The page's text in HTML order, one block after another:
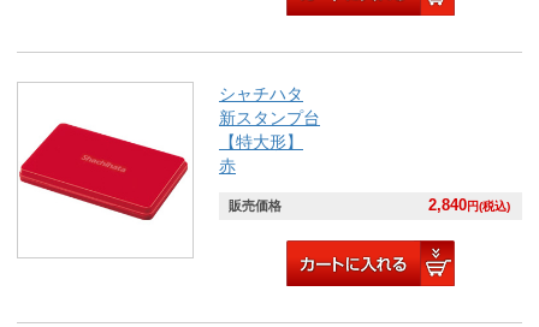
シャチハタ
新スタンプ台
【特大形】
赤
販売価格 2,840円(税込)